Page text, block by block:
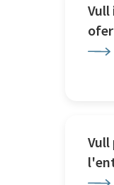
Vull
Vull